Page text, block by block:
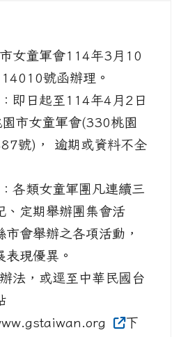
女童軍會114年3月10
號函辦理。
即日起至114年4月2日
市女童軍會(330桃園
號)， 逾期或資料不全
類女童軍團凡連續三
、定期舉辦團集會活
會舉辦之各項活動，
現優異。
，或逕至中華民國台
下